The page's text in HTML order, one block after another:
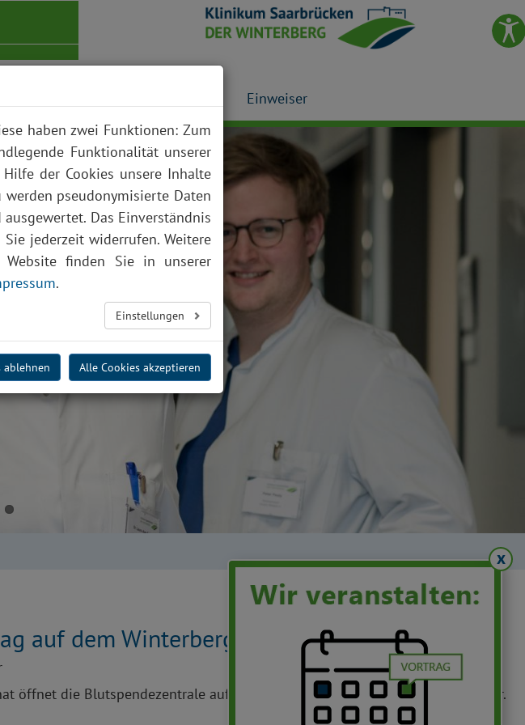
Einweiser
auf dem Winterberg
öffnet die Blutspendezentrale auf dem Winterberg zusätzlich für Lebensretter.
x
haben zwei Funktionen: Zum
Funktionalität unserer
der Cookies unsere Inhalte
pseudonymisierte Daten
Das Einverständnis
jederzeit widerrufen. Weitere
finden Sie in unserer
.
Einstellungen
ablehnen Alle Cookies akzeptieren